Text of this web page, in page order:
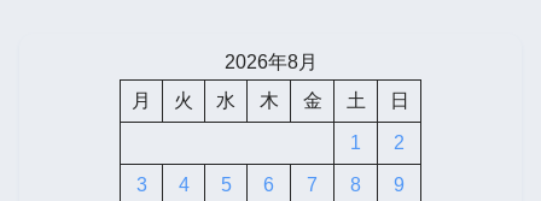
2026年8月
月
火 水 木 金 土 日
1 2
3 4 5 6 7 8 9